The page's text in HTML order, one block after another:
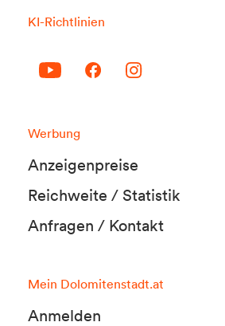
KI-Richtlinien
Werbung
Anzeigenpreise
Reichweite / Statistik
Anfragen / Kontakt
Mein Dolomitenstadt.at
Anmelden